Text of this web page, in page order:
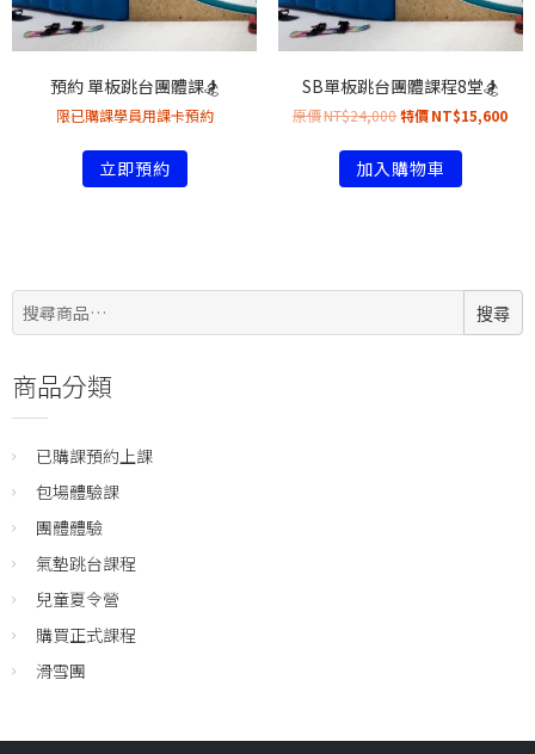
預約 單板跳台團體課🏂
限已購課學員用課卡預約
立即預約
SB單板跳台團體課程8堂🏂
NT$24,000 NT$15,600
加入購物車
搜
尋:
搜尋
商品分類
已購課預約上課
包場體驗課
團體體驗
氣墊跳台課程
兒童夏令營
購買正式課程
滑雪團